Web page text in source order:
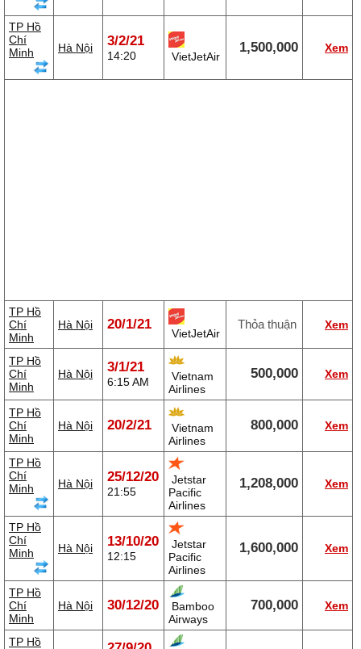
TP Hồ
Chí
Minh
Hà Nội 3/2/21
14:20 VietJetAir
1,500,000 Xem
TP Hồ
Chí
Minh
Hà Nội 20/1/21
VietJetAir
Thỏa thuận Xem
TP Hồ
Chí
Minh
Hà Nội 3/1/21
6:15 AM
Vietnam
Airlines
500,000 Xem
TP Hồ
Chí
Minh
Hà Nội 20/2/21
Vietnam
Airlines
800,000 Xem
TP Hồ
Chí
Minh
Hà Nội 25/12/20
21:55
Jetstar
Pacific
Airlines
1,208,000 Xem
TP Hồ
Chí
Minh
Hà Nội 13/10/20
12:15
Jetstar
Pacific
Airlines
1,600,000 Xem
TP Hồ
Chí
Minh
Hà Nội 30/12/20
Bamboo
Airways
700,000 Xem
TP Hồ